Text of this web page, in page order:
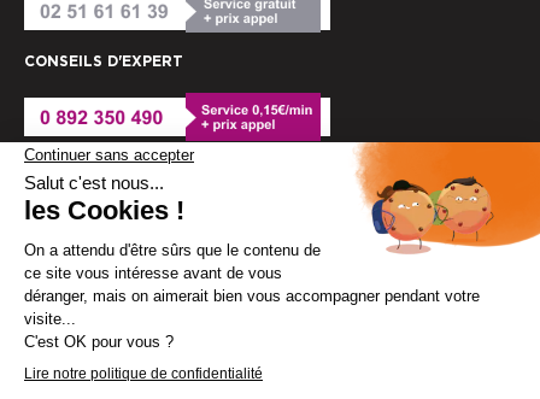
CONSEILS D'EXPERT
© SCS Sentinel 2025
Mentions légales
Politique de confidentialité
Conditions générales de vente